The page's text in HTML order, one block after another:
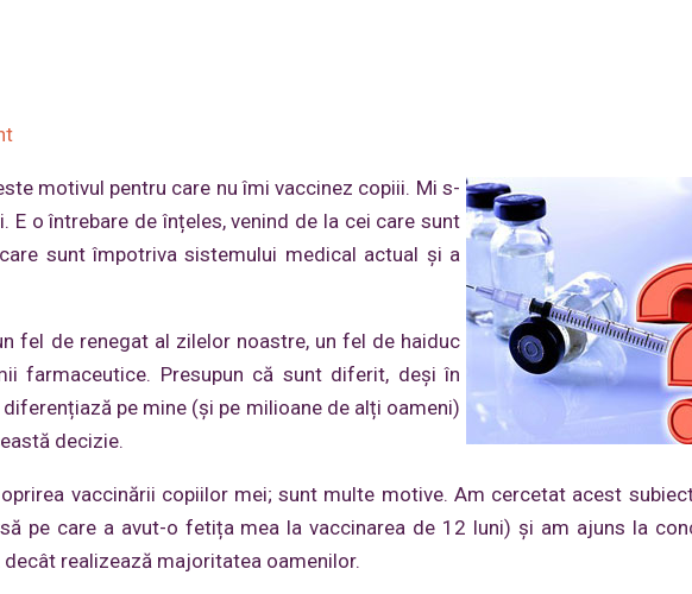
motivul pentru care nu îmi vaccinez copiii. Mi s-
E o întrebare de înțeles, venind de la cei care sunt
sunt împotriva sistemului medical actual și a
fel de renegat al zilelor noastre, un fel de haiduc
farmaceutice. Presupun că sunt diferit, deși în
pe mine (și pe milioane de alți oameni)
decizie.
vaccinării copiilor mei; sunt multe motive. Am cercetat acest
pe care a avut-o fetița mea la vaccinarea de 12 luni) și am ajuns la
realizează majoritatea oamenilor.